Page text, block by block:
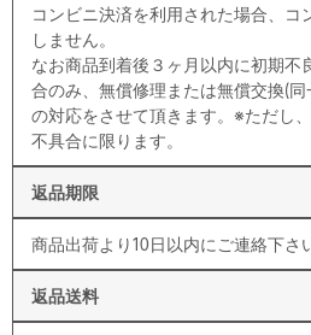
コンビニ決済を利用された場合、コ
しません。
なお商品到着後３ヶ月以内に初期不
合のみ、無償修理または無償交換(
の対応をさせて頂きます。※ただし
不具合に限ります。
返品期限
商品出荷より10日以内にご連絡下さ
返品送料